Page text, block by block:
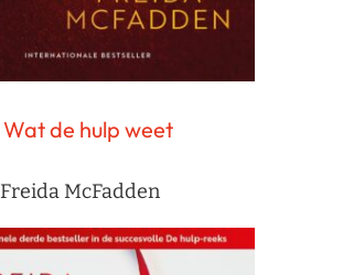
Wat de hulp weet
Freida McFadden